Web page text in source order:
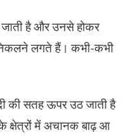
जाती है और उनसे होकर
लगते हैं। कभी-कभी
सतह ऊपर उठ जाती है
क्षेत्रों में अचानक बाढ़ आ